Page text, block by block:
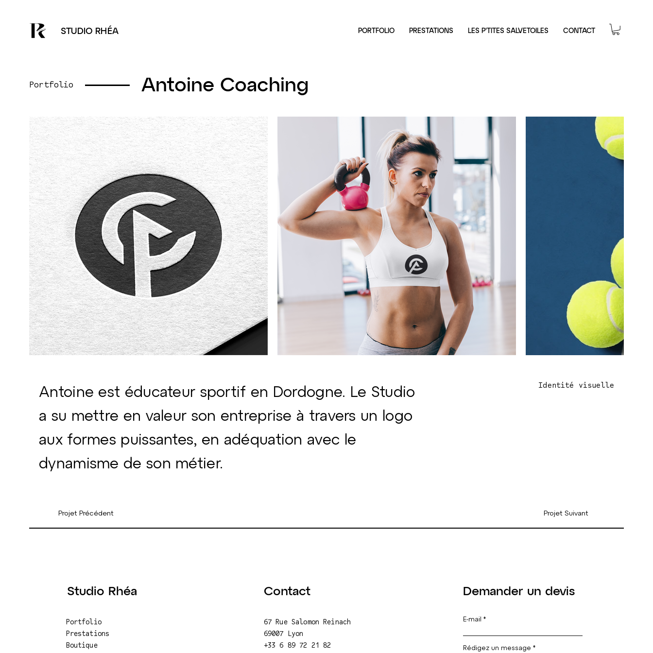
STUDIO RHÉA PORTFOLIO PRESTATIONS LES P'TITES SALVETOILES CONTACT
Portfolio Antoine Coaching
Antoine est éducateur sportif en Dordogne. Le Studio
a su mettre en valeur son entreprise à travers un logo
aux formes puissantes, en adéquation avec le
dynamisme de son métier.
Identité visuelle
Projet Précédent Projet Suivant
Studio Rhéa
Portfolio
Prestations
Boutique
Contact
67Rue Salomon Reinach
69007 Lyon
+33 6 89 72 21 82
Demander un devis
E-mail
Rédigez un message